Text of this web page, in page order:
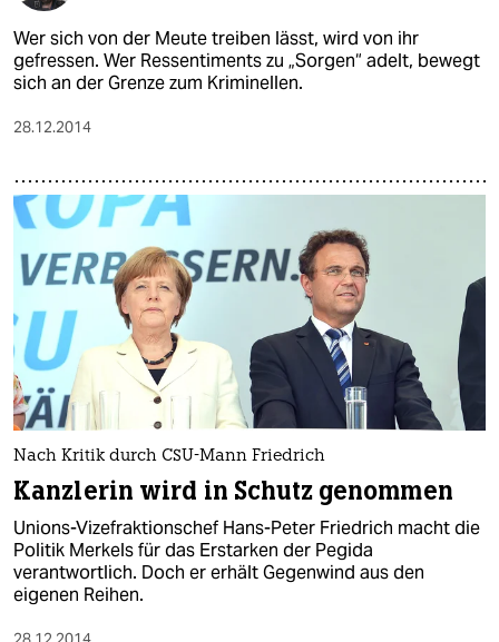
Wer sich von der Meute treiben lässt, wird von ihr
gefressen. Wer Ressentiments zu „Sorgen“ adelt, bewegt
sich an der Grenze zum Kriminellen.
28.12.2014
Nach Kritik durch CSU-Mann Friedrich
Kanzlerin wird in Schutz genommen
Unions-Vizefraktionschef Hans-Peter Friedrich macht die
Politik Merkels für das Erstarken der Pegida
verantwortlich. Doch er erhält Gegenwind aus den
eigenen Reihen.